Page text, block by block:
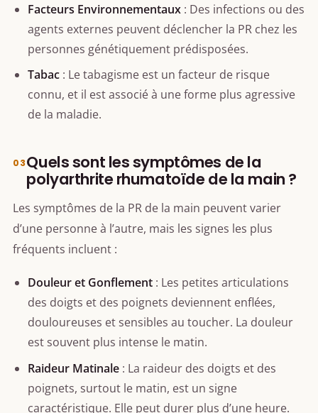
Facteurs Environnementaux : Des infections ou des
agents externes peuvent déclencher la PR chez les
personnes génétiquement prédisposées.
Tabac : Le tabagisme est un facteur de risque
connu, et il est associé à une forme plus agressive
de la maladie.
Quels sont les symptômes de la
polyarthrite rhumatoïde de la main ?
Les symptômes de la PR de la main peuvent varier
d’une personne à l’autre, mais les signes les plus
fréquents incluent :
Douleur et Gonflement : Les petites articulations
des doigts et des poignets deviennent enflées,
douloureuses et sensibles au toucher. La douleur
est souvent plus intense le matin.
Raideur Matinale : La raideur des doigts et des
poignets, surtout le matin, est un signe
caractéristique. Elle peut durer plus d’une heure.